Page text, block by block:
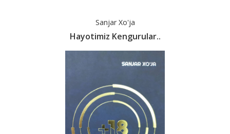
Sanjar Xo'ja
Hayotimiz Kengurular..